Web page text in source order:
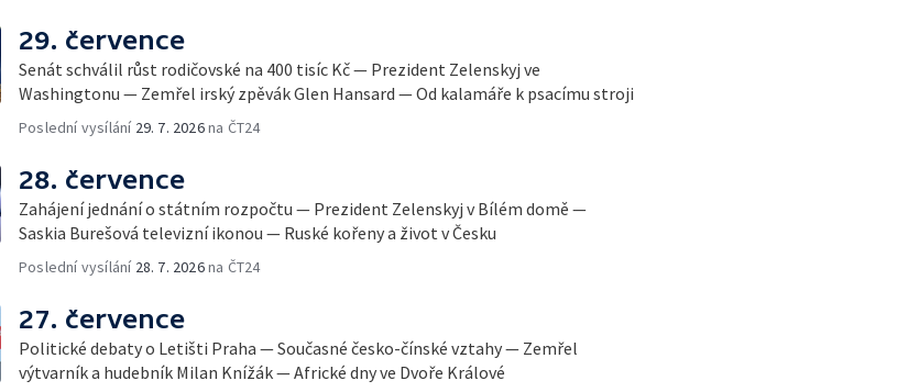
29. července
Senát schválil růst rodičovské na 400 tisíc Kč — Prezident Zelenskyj ve
Washingtonu — Zemřel irský zpěvák Glen Hansard — Od kalamáře k psacímu stroji
Poslední vysílání 29. 7. 2026na ČT24
28. července
Zahájení jednání o státním rozpočtu — Prezident Zelenskyj v Bílém domě —
Saskia Burešová televizní ikonou — Ruské kořeny a život v Česku
Poslední vysílání 28. 7. 2026na ČT24
27. července
Politické debaty o Letišti Praha — Současné česko-čínské vztahy — Zemřel
výtvarník a hudebník Milan Knížák — Africké dny ve Dvoře Králové